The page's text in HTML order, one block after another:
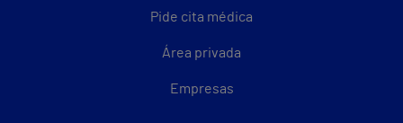
Pide cita médica
Área privada
Empresas